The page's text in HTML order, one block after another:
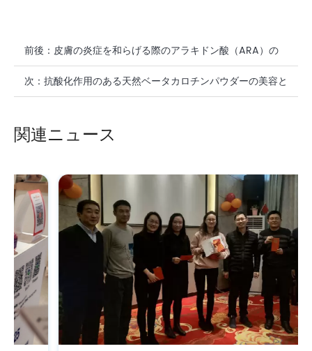
前後： 皮膚の炎症を和らげる際のアラキドン酸（ARA）の
効果
次： 抗酸化作用のある天然ベータカロチンパウダーの美容と
関連ニュース